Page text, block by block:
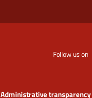
Follow us on
Administrative transparency